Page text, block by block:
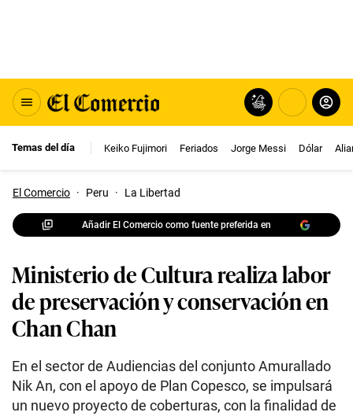
Temas del día Keiko Fujimori Feriados Jorge Messi Dólar
El Comercio · Peru · La Libertad
Añadir El Comercio como fuente preferida en
Ministerio de Cultura realiza labor
de preservación y conservación en
Chan Chan
En el sector de Audiencias del conjunto Amurallado
Nik An, con el apoyo de Plan Copesco, se impulsará
un nuevo proyecto de coberturas, con la finalidad de